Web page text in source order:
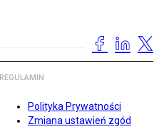
REGULAMIN
Polityka Prywatności
Zmiana ustawień zgód